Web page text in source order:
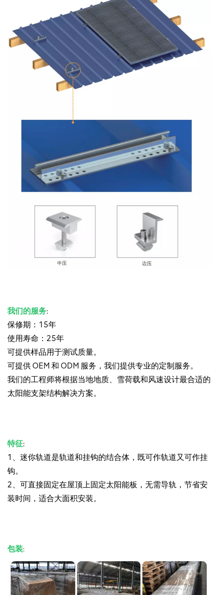
我们的服务:
保修期：15年
使用寿命：25年
可提供样品用于测试质量。
可提供 OEM 和 ODM 服务，我们提供专业的定制服务。
我们的工程师将根据当地地质、雪荷载和风速设计最合适的
太阳能支架结构解决方案。
特征:
1、迷你轨道是轨道和挂钩的结合体，既可作轨道⼜可作挂
钩。
2、可直接固定在屋顶上固定太阳能板，无需导轨，节省安
装时间，适合大面积安装。
包装: